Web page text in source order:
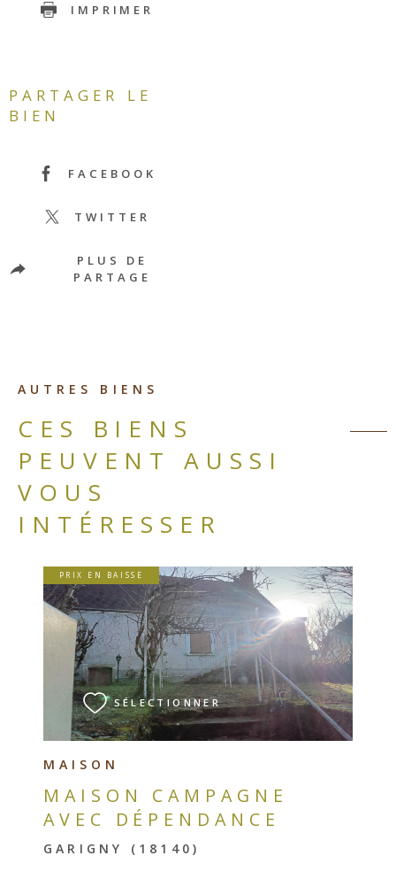
IMPRIMER
PARTAGER LE
BIEN
FACEBOOK
TWITTER
PLUS DE
PARTAGE
AUTRES BIENS
CES BIENS
PEUVENT AUSSI
VOUS
INTÉRESSER
MAISON
MAISON CAMPAGNE
AVEC DÉPENDANCE
GARIGNY (18140)
PRIX EN BAISSE
SÉLECTIONNER
VOIR LE BIEN